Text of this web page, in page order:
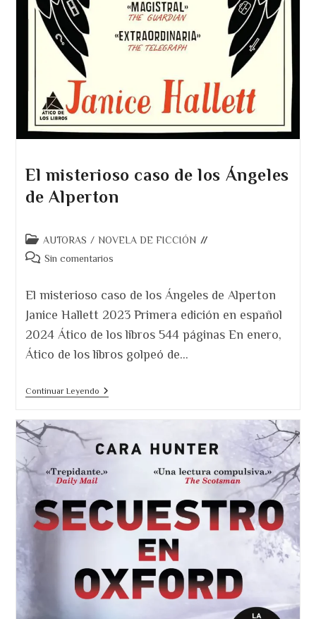
El misterioso caso de los Ángeles
de Alperton
Categoría
de
AUTORAS / NOVELA DE FICCIÓN
Comentarios
entrada:
Sin comentarios
El misterioso caso de los Ángeles de Alperton
Janice Hallett 2023 Primera edición en español
2024 Ático de los libros 544 páginas En enero,
Ático de los libros golpeó de…
Continuar LeyendoEl
Los
Ángeles
De
Alperton